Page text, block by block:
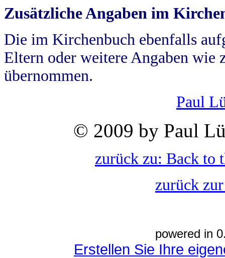
Zusätzliche Angaben im
Die im Kirchenbuch ebenfalls
Eltern oder weitere Angaben wie
übernommen.
Paul
© 2009 by Paul
zurück zu: Back to
zurück
powered in
Erstellen Sie Ihre